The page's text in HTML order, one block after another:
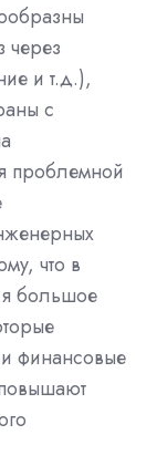
через
и т.д.),
с
проблемной
что в
большое
финансовые